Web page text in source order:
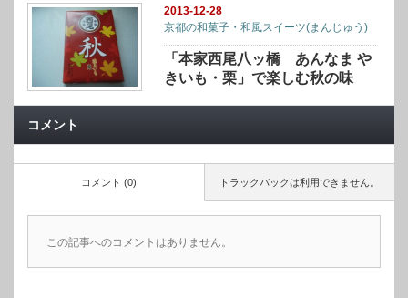
2013-12-28
京都の和菓子・和風スイーツ(まんじゅう)
「本家西尾八ッ橋 あんなま や
きいも・栗」で楽しむ秋の味
コメント
トラックバックは利用できません。
コメント (0)
この記事へのコメントはありません。